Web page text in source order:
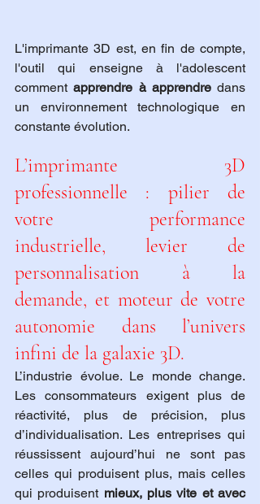
L'imprimante 3D est, en fin de compte,
l'outil qui enseigne à l'adolescent
comment apprendre à apprendre dans
un environnement technologique en
constante évolution.
L’imprimante 3D
professionnelle : pilier de
votre performance
industrielle, levier de
personnalisation à la
demande, et moteur de votre
autonomie dans l’univers
infini de la galaxie 3D.
L’industrie évolue. Le monde change.
Les consommateurs exigent plus de
réactivité, plus de précision, plus
d’individualisation. Les entreprises qui
réussissent aujourd’hui ne sont pas
celles qui produisent plus, mais celles
qui produisent mieux, plus vite et avec